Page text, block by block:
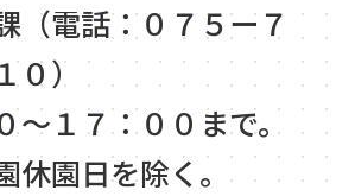
（電話：０７５ー７
０）
１７：００まで。
休園日を除く。